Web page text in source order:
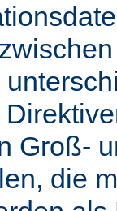
Groß-
die